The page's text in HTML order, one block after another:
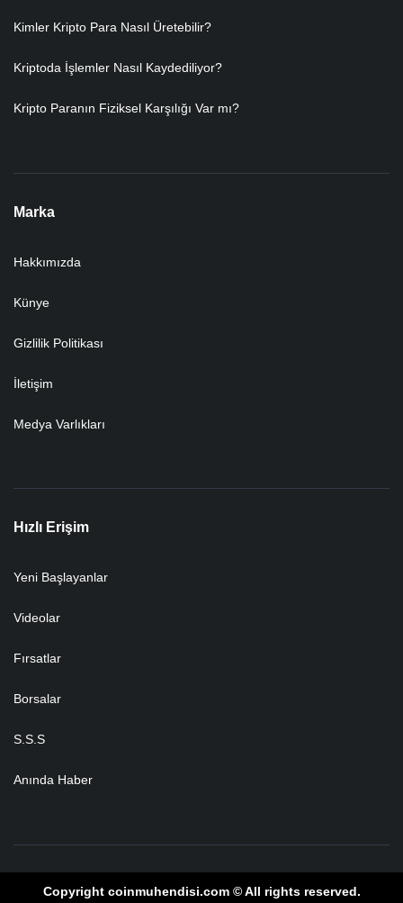
Kimler Kripto Para Nasıl Üretebilir?
Kriptoda İşlemler Nasıl Kaydediliyor?
Kripto Paranın Fiziksel Karşılığı Var mı?
Marka
Hakkımızda
Künye
Gizlilik Politikası
İletişim
Medya Varlıkları
Hızlı Erişim
Yeni Başlayanlar
Videolar
Fırsatlar
Borsalar
S.S.S
Anında Haber
Copyright coinmuhendisi.com © All rights reserved.